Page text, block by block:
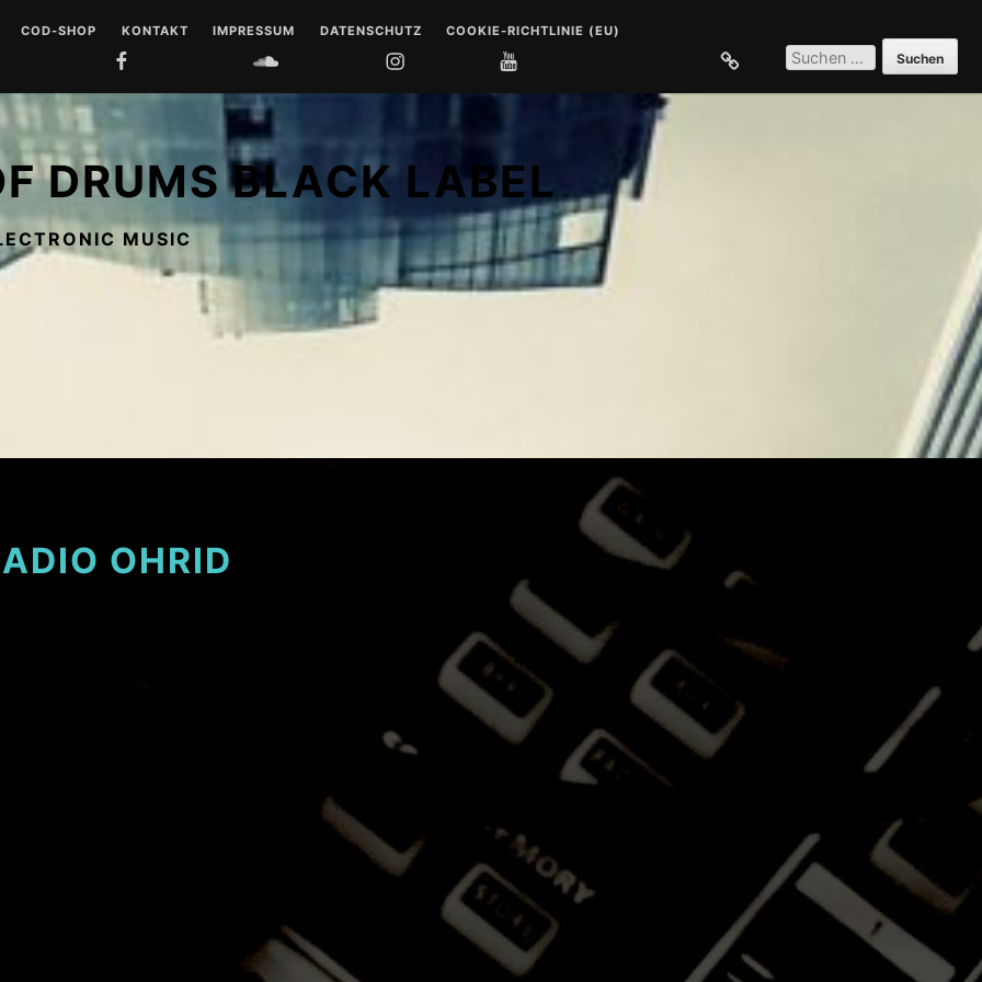
COD-SHOP KONTAKT IMPRESSUM DATENSCHUTZ COOKIE-RICHTLINIE (EU)
SOUNDCLOUD
SUCHEN
NACH:
DRUMS BLACK LABEL
MUSIC
OHRID